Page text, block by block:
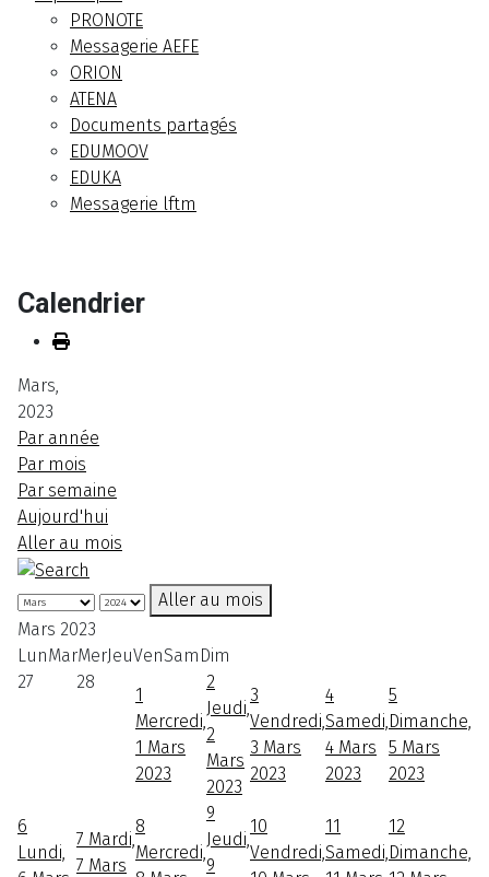
PRONOTE
Messagerie AEFE
ORION
ATENA
Documents partagés
EDUMOOV
EDUKA
Messagerie lftm
Calendrier
Mars,
2023
Par année
Par mois
Par semaine
Aujourd'hui
Aller au mois
Aller au mois
Mars 2023
LunMarMerJeuVenSam Dim
27
28
1
Mercredi,
1 Mars
2023
2
Jeudi,
2
Mars
2023
3
Vendredi,
3 Mars
2023
4
Samedi,
4 Mars
2023
5
Dimanche,
5 Mars
2023
6
Lundi,
7 Mardi,
7 Mars
8
Mercredi,
9
Jeudi,
9
10
Vendredi,
11
Samedi,
12
Dimanche,